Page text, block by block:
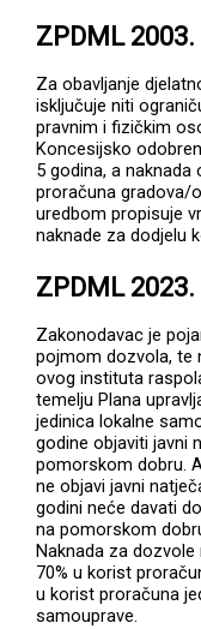
ZPDML 2003.
Za obavljanje
isključuje niti
pravnim i fizičkim
Koncesijsko
5 godina, a
proračuna gradova/
uredbom propisuje
naknade za dodjelu
ZPDML 2023.
Zakonodavac je
pojmom dozvola, te
ovog instituta
temelju Plana
jedinica lokalne
godine objaviti javni
pomorskom dobru.
ne objavi javni
godini neće davati
na pomorskom
Naknada za
70% u korist
u korist proračuna
samouprave.